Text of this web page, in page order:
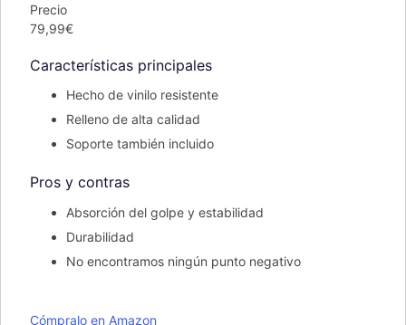
Precio
79,99€
Características principales
Hecho de vinilo resistente
Relleno de alta calidad
Soporte también incluido
Pros y contras
Absorción del golpe y estabilidad
Durabilidad
No encontramos ningún punto negativo
Cómpralo en Amazon